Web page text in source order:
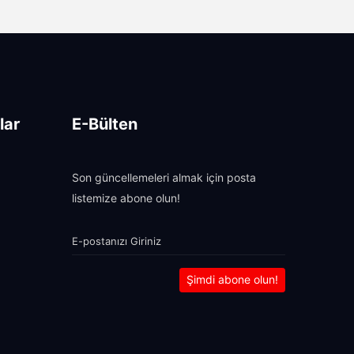
E-Bülten
Son güncellemeleri almak için posta
listemize abone olun!
Şimdi abone olun!